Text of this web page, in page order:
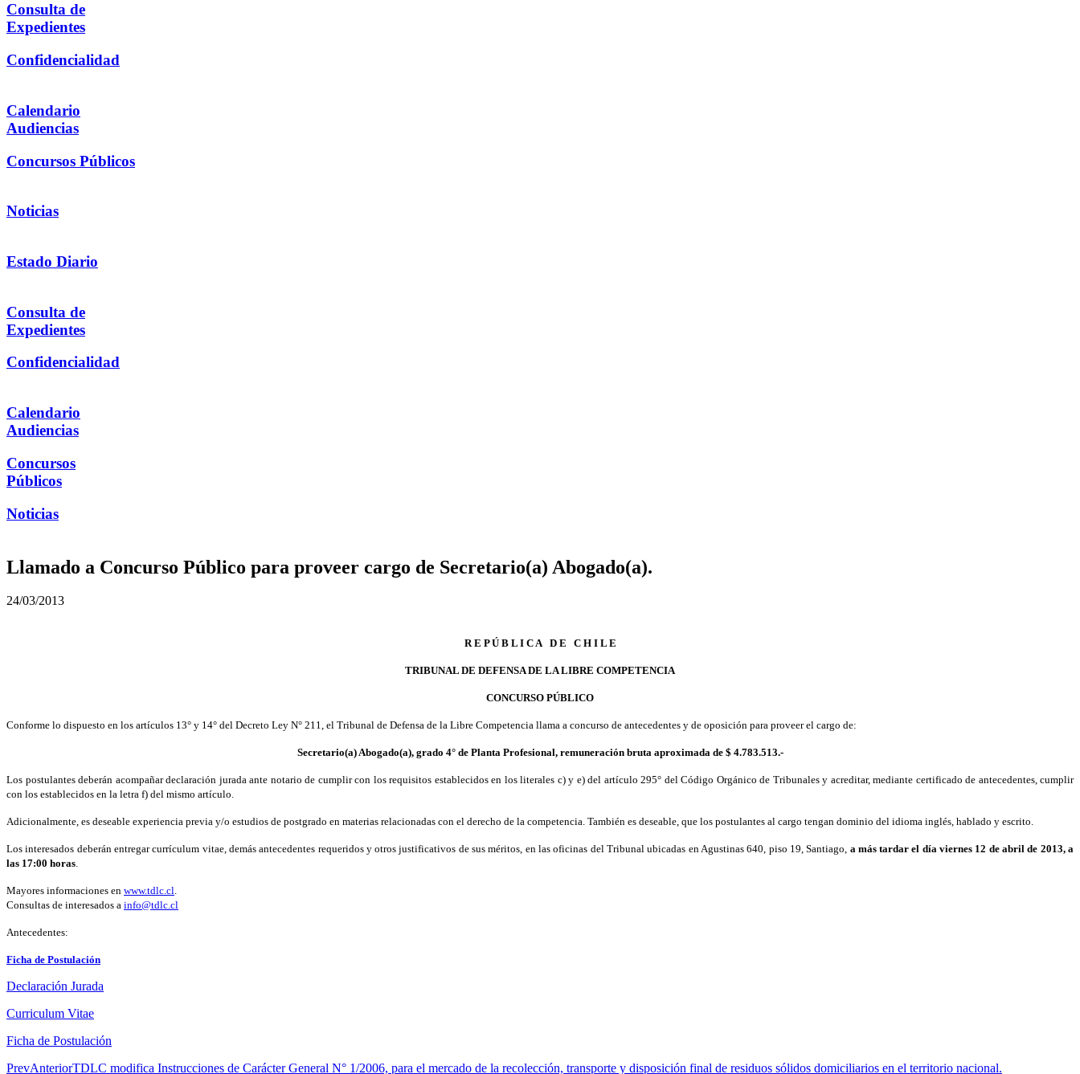
Consulta de
Expedientes
Confidencialidad
Calendario
Audiencias
Concursos Públicos
Noticias
Estado Diario
Consulta de
Expedientes
Confidencialidad
Calendario
Audiencias
Concursos
Públicos
Noticias
Llamado a Concurso Público para proveer cargo de Secretario(a) Abogado(a).
24/03/2013
R E P Ú B L I C A D E C H I L E
TRIBUNAL DE DEFENSA DE LA LIBRE COMPETENCIA
CONCURSO PÚBLICO
Conforme lo dispuesto en los artículos 13° y 14° del Decreto Ley N° 211, el Tribunal de Defensa de la Libre Competencia llama a concurso de antecedentes y de oposición para proveer el cargo de:
Secretario(a) Abogado(a), grado 4° de Planta Profesional, remuneración bruta aproximada de $ 4.783.513.-
Los postulantes deberán acompañar declaración jurada ante notario de cumplir con los requisitos establecidos en los literales c) y e) del artículo 295° del Código Orgánico de Tribunales y acreditar, mediante certificado de antecedentes, cumplir
con los establecidos en la letra f) del mismo artículo.
Adicionalmente, es deseable experiencia previa y/o estudios de postgrado en materias relacionadas con el derecho de la competencia. También es deseable, que los postulantes al cargo tengan dominio del idioma inglés, hablado y escrito.
Los interesados deberán entregar currículum vitae, demás antecedentes requeridos y otros justificativos de sus méritos, en las oficinas del Tribunal ubicadas en Agustinas 640, piso 19, Santiago, a más tardar el día viernes 12 de abril de 2013, a
las 17:00 horas.
Mayores informaciones en www.tdlc.cl.
Consultas de interesados a info@tdlc.cl
Antecedentes:
Ficha de Postulación
Declaración Jurada
Curriculum Vitae
Ficha de Postulación
PrevAnteriorTDLC modifica Instrucciones de Carácter General N° 1/2006, para el mercado de la recolección, transporte y disposición final de residuos sólidos domiciliarios en el territorio nacional.